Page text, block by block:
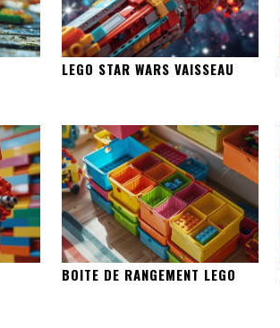
LEGO STAR WARS VAISSEAU
BOITE DE RANGEMENT LEGO